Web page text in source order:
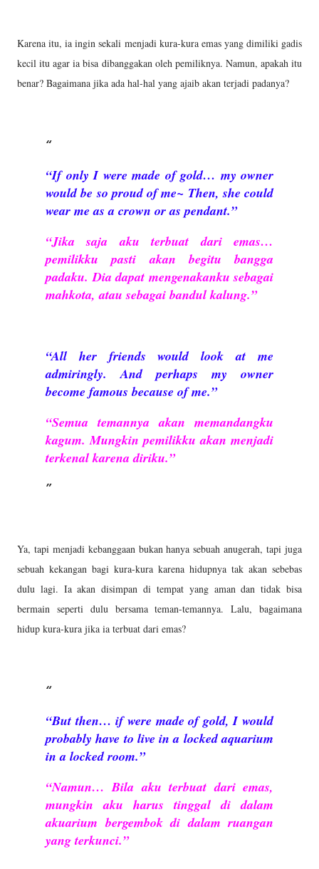
Karena itu, ia ingin sekali menjadi kura-kura emas yang dimiliki gadis
kecil itu agar ia bisa dibanggakan oleh pemiliknya. Namun, apakah itu
benar? Bagaimana jika ada hal-hal yang ajaib akan terjadi padanya?
“If only I were made of gold… my owner
would be so proud of me~ Then, she could
wear me as a crown or as pendant.”
“Jika saja aku terbuat dari emas…
pemilikku pasti akan begitu bangga
padaku. Dia dapat mengenakanku sebagai
mahkota, atau sebagai bandul kalung.”
“All her friends would look at me
admiringly. And perhaps my owner
become famous because of me.”
“Semua temannya akan memandangku
kagum. Mungkin pemilikku akan menjadi
terkenal karena diriku.”
Ya, tapi menjadi kebanggaan bukan hanya sebuah anugerah, tapi juga
sebuah kekangan bagi kura-kura karena hidupnya tak akan sebebas
dulu lagi. Ia akan disimpan di tempat yang aman dan tidak bisa
bermain seperti dulu bersama teman-temannya. Lalu, bagaimana
hidup kura-kura jika ia terbuat dari emas?
“But then… if were made of gold, I would
probably have to live in a locked aquarium
in a locked room.”
“Namun… Bila aku terbuat dari emas,
mungkin aku harus tinggal di dalam
akuarium bergembok di dalam ruangan
yang terkunci.”